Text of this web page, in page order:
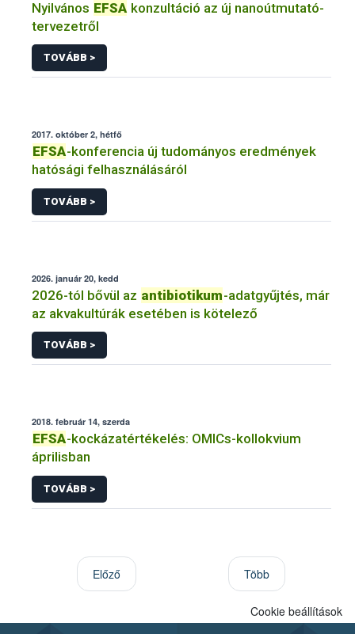
Nyilvános EFSA konzultáció az új nanoútmutató-
tervezetről
TOVÁBB >
2017. október 2, hétfő
EFSA-konferencia új tudományos eredmények
hatósági felhasználásáról
TOVÁBB >
2026. január 20, kedd
2026-tól bővül az antibiotikum-adatgyűjtés, már
az akvakultúrák esetében is kötelező
TOVÁBB >
2018. február 14, szerda
EFSA-kockázatértékelés: OMICs-kollokvium
áprilisban
TOVÁBB >
Előző Több
Cookie beállítások